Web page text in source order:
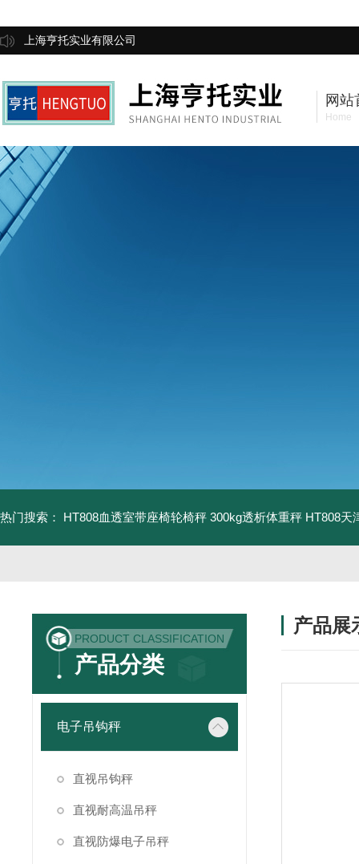
上海亨托实业有限公司
网站
Home
热门搜索： HT808血透室带座椅轮椅秤 300kg透析体重秤 HT808天
PRODUCT CLASSIFICATION
产品分类
电子吊钩秤
直视吊钩秤
直视耐高温吊秤
直视防爆电子吊秤
产品展